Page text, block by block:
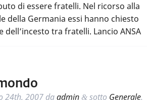
di essere fratelli. Nel ricorso alla
della Germania essi hanno chiesto
dell’incesto tra fratelli. Lancio ANSA
24th, 2007 daadmin & sotto Generale.